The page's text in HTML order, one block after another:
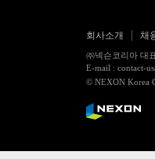
회사소개 채
㈜넥슨코리아 대
E-mail : contact-
© NEXON Korea